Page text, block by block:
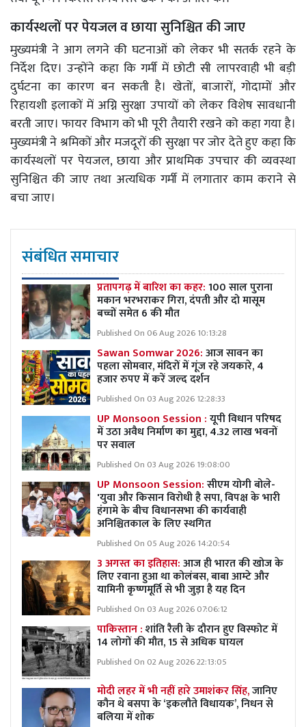
कार्यस्थलों पर पेयजल व छाया सुनिश्चित की जाए
मुख्यमंत्री ने आग लगने की घटनाओं को लेकर भी सतर्क रहने के
निर्देश दिए। उन्होंने कहा कि गर्मी में छोटी सी लापरवाही भी बड़ी
दुर्घटना का कारण बन सकती है। खेतों, बाजारों, गोदामों और
रिहायशी इलाकों में अग्नि सुरक्षा उपायों को लेकर विशेष सावधानी
बरती जाए। फायर विभाग को भी पूरी तैयारी रखने को कहा गया है।
मुख्यमंत्री ने श्रमिकों और मजदूरों की सुरक्षा पर जोर देते हुए कहा कि
कार्यस्थलों पर पेयजल, छाया और प्राथमिक उपचार की व्यवस्था
सुनिश्चित की जाए तथा अत्यधिक गर्मी में लगातार काम कराने से
बचा जाए।
संबंधित समाचार
प्रतापगढ़ में बारिश का कहर:100 साल पुराना
मकान भरभराकर गिरा, दंपती और दो मासूम
बच्चों समेत 6 की मौत
Published On 06 Aug 2026 10:13:28
Sawan Somwar 2026:आज सावन का
पहला सोमवार, मंदिरों में गूंज रहे जयकारे, 4
हजार रुपए में करें जल्द दर्शन
Published On 03 Aug 2026 12:28:33
UP Monsoon Session :यूपी विधान परिषद
में उठा अवैध निर्माण का मुद्दा, 4.32 लाख भवनों
पर सवाल
Published On 03 Aug 2026 19:08:00
UP Monsoon Session:सीएम योगी बोले-
'युवा और किसान विरोधी है सपा, विपक्ष के भारी
हंगामे के बीच विधानसभा की कार्यवाही
अनिश्चितकाल के लिए स्थगित
Published On 05 Aug 2026 14:20:54
3 अगस्त का इतिहास:आज ही भारत की खोज के
लिए रवाना हुआ था कोलंबस, बाबा आम्टे और
यामिनी कृष्णमूर्ति से भी जुड़ा है यह दिन
Published On 03 Aug 2026 07:06:12
पाकिस्तान :शांति रैली के दौरान हुए विस्फोट में
14 लोगों की मौत, 15 से अधिक घायल
Published On 02 Aug 2026 22:13:05
मोदी लहर में भी नहीं हारे उमाशंकर सिंह,जानिए
कौन थे बसपा के ‘इकलौते विधायक’, निधन से
बलिया में शोक